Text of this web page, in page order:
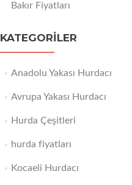
Bakır Fiyatları
KATEGORILER
Anadolu Yakası Hurdacı
Avrupa Yakası Hurdacı
Hurda Çeşitleri
hurda fiyatları
Kocaeli Hurdacı